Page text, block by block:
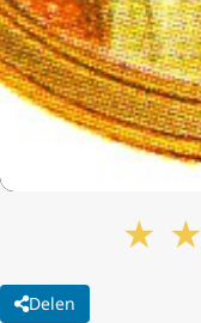
★ ★
Delen